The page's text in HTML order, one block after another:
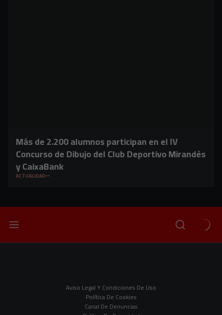
Más de 2.200 alumnos participan en el IV
Concurso de Dibujo del Club Deportivo Mirandés
y CaixaBank
ACTUALIDAD
Aviso Legal Y Condiciones De Uso
Política De Cookies
Canal De Denuncias